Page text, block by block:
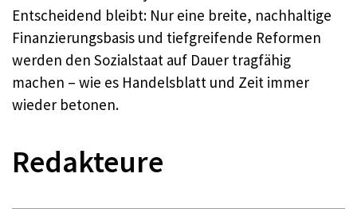
Entscheidend bleibt: Nur eine breite, nachhaltige
Finanzierungsbasis und tiefgreifende Reformen
werden den Sozialstaat auf Dauer tragfähig
machen – wie es Handelsblatt und Zeit immer
wieder betonen.
Redakteure